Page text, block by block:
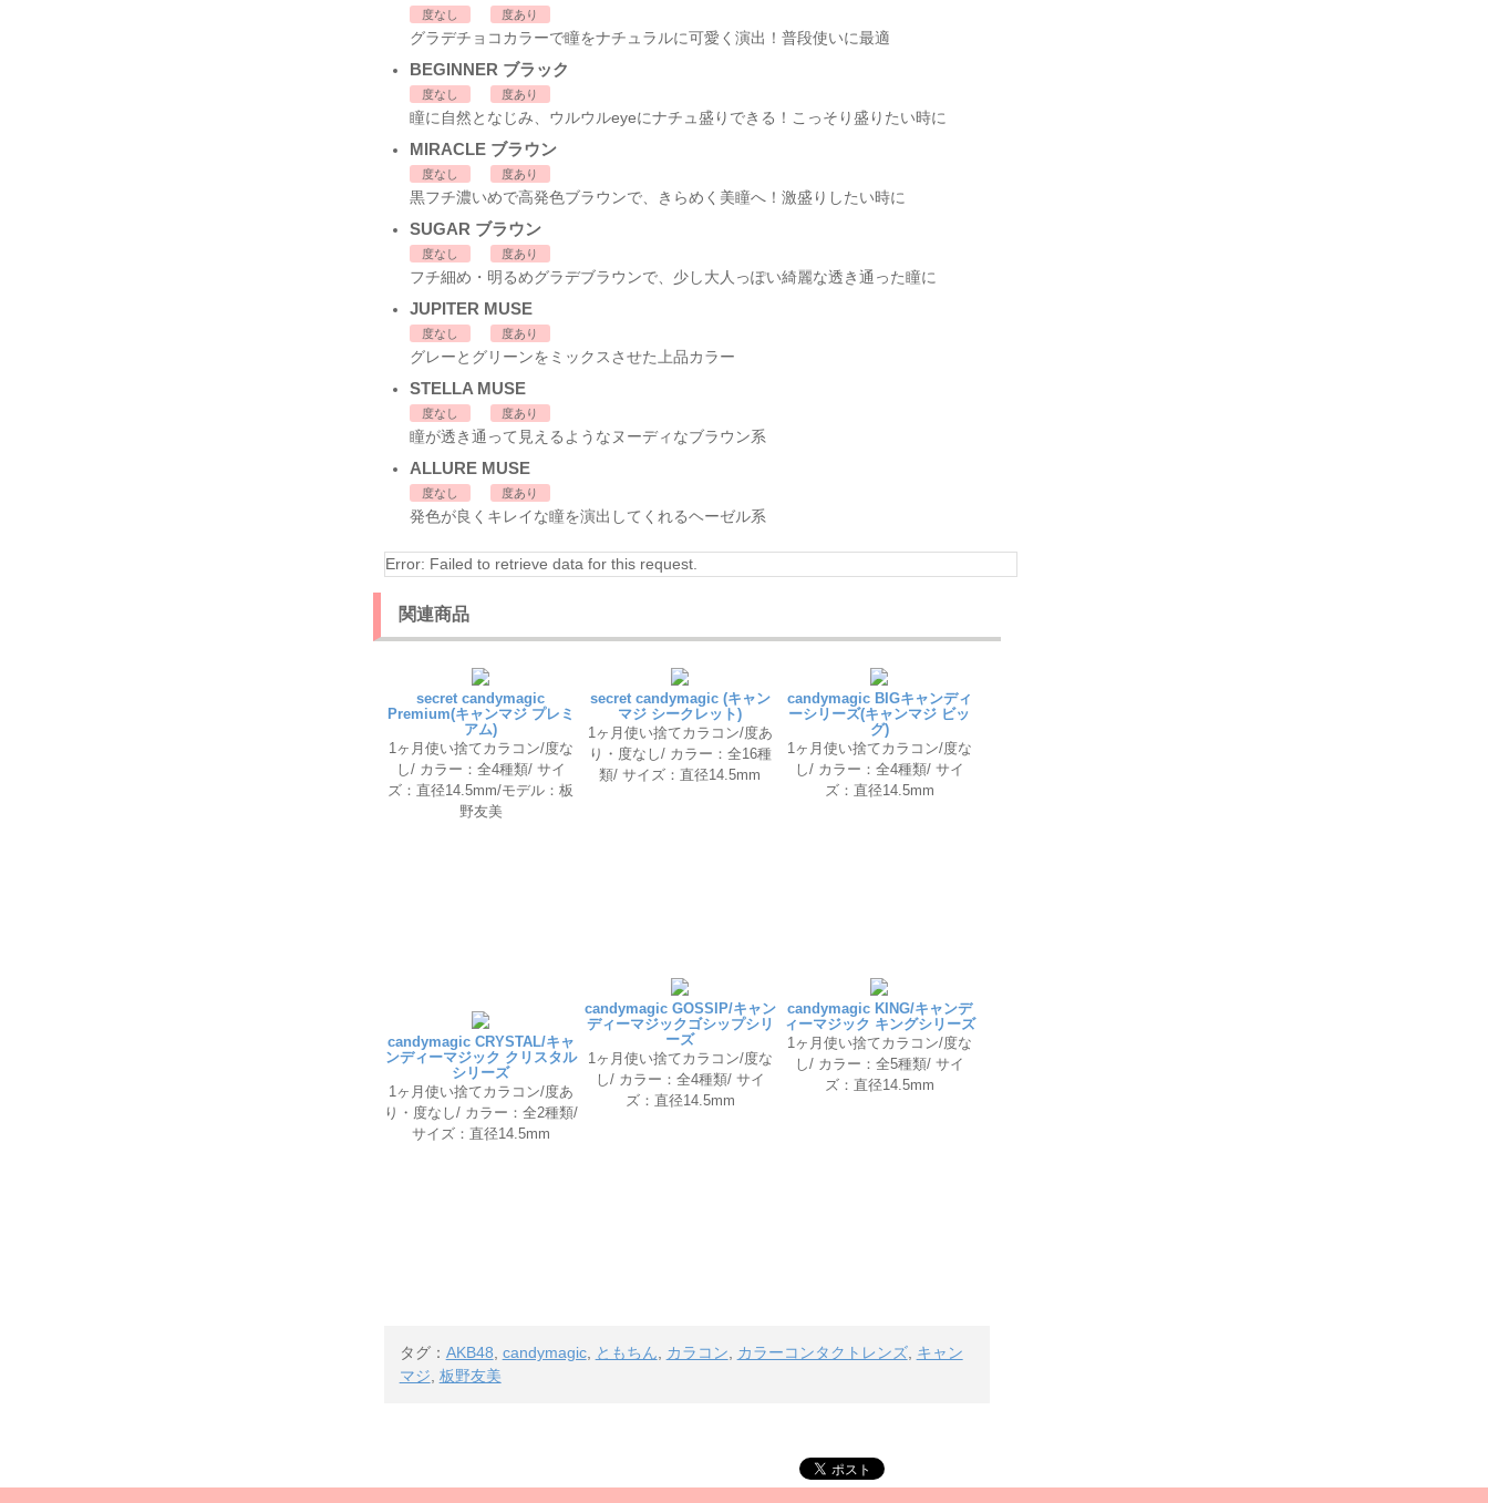
度なし 度あり
グラデチョコカラーで瞳をナチュラルに可愛く演出！普段使いに最適
BEGINNER ブラック
度なし 度あり
瞳に自然となじみ、ウルウルeyeにナチュ盛りできる！こっそり盛りたい時に
MIRACLE ブラウン
度なし 度あり
黒フチ濃いめで高発色ブラウンで、きらめく美瞳へ！激盛りしたい時に
SUGAR ブラウン
度なし 度あり
フチ細め・明るめグラデブラウンで、少し大人っぽい綺麗な透き通った瞳に
JUPITER MUSE
度なし 度あり
グレーとグリーンをミックスさせた上品カラー
STELLA MUSE
度なし 度あり
瞳が透き通って見えるようなヌーディなブラウン系
ALLURE MUSE
度なし 度あり
発色が良くキレイな瞳を演出してくれるヘーゼル系
Error: Failed to retrieve data for this request.
関連商品
secret candymagic
Premium(キャンマジ プレミ
アム)
1ヶ月使い捨てカラコン/度な
し/ カラー：全4種類/ サイ
ズ：直径14.5mm/モデル：板
野友美
secret candymagic (キャン
マジ シークレット)
1ヶ月使い捨てカラコン/度あ
り・度なし/ カラー：全16種
類/ サイズ：直径14.5mm
candymagic BIGキャンディ
ーシリーズ(キャンマジ ビッ
グ)
1ヶ月使い捨てカラコン/度な
し/ カラー：全4種類/ サイ
ズ：直径14.5mm
candymagic CRYSTAL/キャ
ンディーマジック クリスタル
シリーズ
1ヶ月使い捨てカラコン/度あ
り・度なし/ カラー：全2種類/
サイズ：直径14.5mm
candymagic GOSSIP/キャン
ディーマジックゴシップシリ
ーズ
1ヶ月使い捨てカラコン/度な
し/ カラー：全4種類/ サイ
ズ：直径14.5mm
candymagic KING/キャンデ
ィーマジック キングシリーズ
1ヶ月使い捨てカラコン/度な
し/ カラー：全5種類/ サイ
ズ：直径14.5mm
タグ： AKB48 candymagic, ともちん カラコン カラーコンタクトレンズ, キャン
マジ 板野友美